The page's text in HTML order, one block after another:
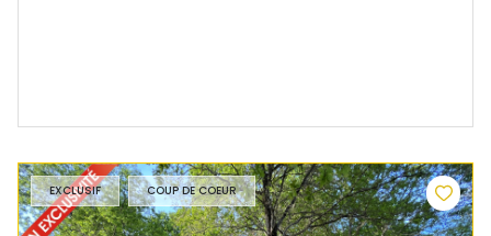
EXCLUSIF COUP DE COEUR